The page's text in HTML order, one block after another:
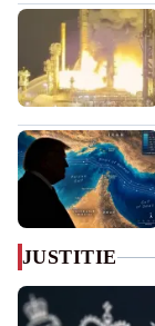
JUSTITIE